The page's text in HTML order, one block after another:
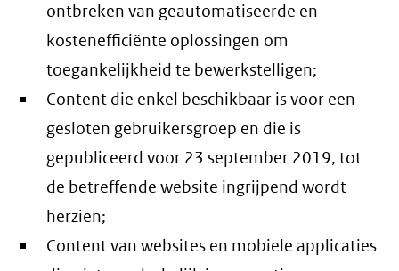
ontbreken van geautomatiseerde en
kostenefficiënte oplossingen om
toegankelijkheid te bewerkstelligen;
Content die enkel beschikbaar is voor een
gesloten gebruikersgroep en die is
gepubliceerd voor 23 september 2019, tot
de betreffende website ingrijpend wordt
herzien;
Content van websites en mobiele applicaties